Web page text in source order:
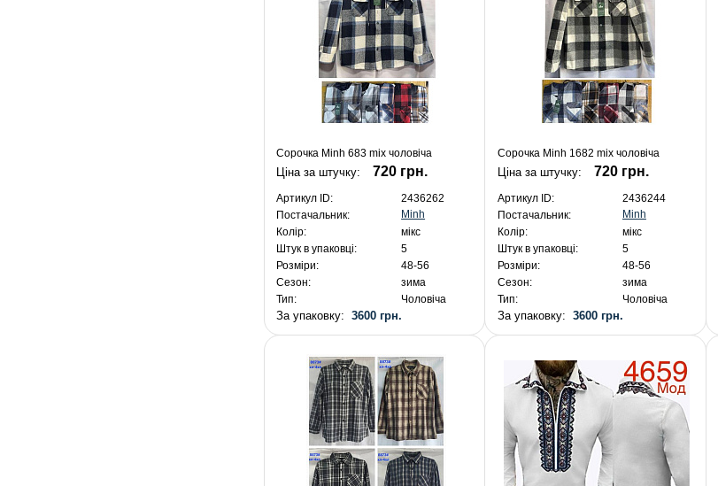
Сорочка Minh 683 mix чоловіча
Ціна за штучку: 720 грн.
Артикул ID:
2436262
Постачальник:
Minh
Колір:
мікс
Штук в упаковці:
5
Розміри:
48-56
Сезон:
зима
Тип:
Чоловіча
За упаковку:3600 грн.
Сорочка Minh 1682 mix чоловіча
Ціна за штучку: 720 грн.
Артикул ID:
2436244
Постачальник:
Minh
Колір:
мікс
Штук в упаковці:
5
Розміри:
48-56
Сезон:
зима
Тип:
Чоловіча
За упаковку: 3600 грн.